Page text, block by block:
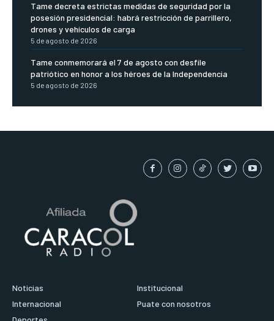
Tame decreta estrictas medidas de seguridad por la
posesión presidencial: habrá restricción de parrillero,
drones y vehículos de carga
5 de agosto de 2026
Tame conmemorará el 7 de agosto con desfile
patriótico en honor a los héroes de la Independencia
5 de agosto de 2026
Noticias
Internacional
Institucional
Puate con nosotros